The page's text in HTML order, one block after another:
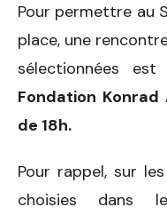
Pour permettre au
place, une
sélectionnées
Fondation
de 18h.
Pour rappel, sur
choisies dans